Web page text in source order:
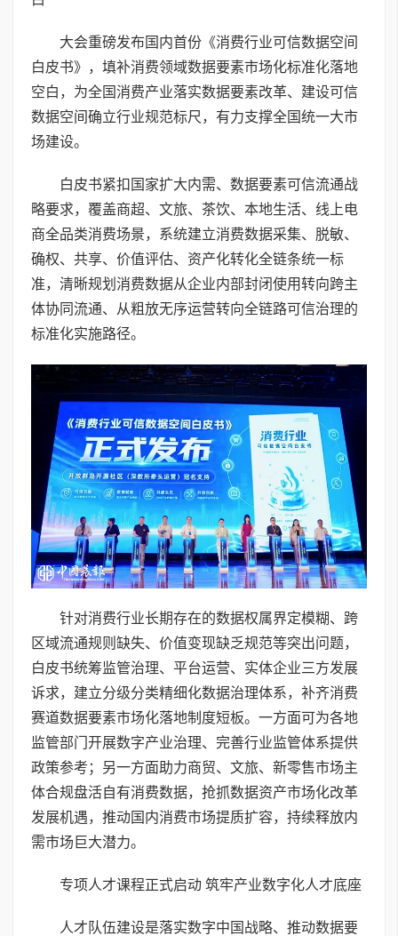
大会重磅发布国内首份《消费行业可信数据空间
白皮书》，填补消费领域数据要素市场化标准化落地
空白，为全国消费产业落实数据要素改革、建设可信
数据空间确立行业规范标尺，有力支撑全国统一大市
场建设。
白皮书紧扣国家扩大内需、数据要素可信流通战
略要求，覆盖商超、文旅、茶饮、本地生活、线上电
商全品类消费场景，系统建立消费数据采集、脱敏、
确权、共享、价值评估、资产化转化全链条统一标
准，清晰规划消费数据从企业内部封闭使用转向跨主
体协同流通、从粗放无序运营转向全链路可信治理的
标准化实施路径。
针对消费行业长期存在的数据权属界定模糊、跨
区域流通规则缺失、价值变现缺乏规范等突出问题，
白皮书统筹监管治理、平台运营、实体企业三方发展
诉求，建立分级分类精细化数据治理体系，补齐消费
赛道数据要素市场化落地制度短板。一方面可为各地
监管部门开展数字产业治理、完善行业监管体系提供
政策参考；另一方面助力商贸、文旅、新零售市场主
体合规盘活自有消费数据，抢抓数据资产市场化改革
发展机遇，推动国内消费市场提质扩容，持续释放内
需市场巨大潜力。
专项人才课程正式启动 筑牢产业数字化人才底座
人才队伍建设是落实数字中国战略、推动数据要